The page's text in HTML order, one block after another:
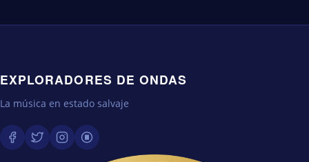
EXPLORADORES DE ONDAS
La música en estado salvaje